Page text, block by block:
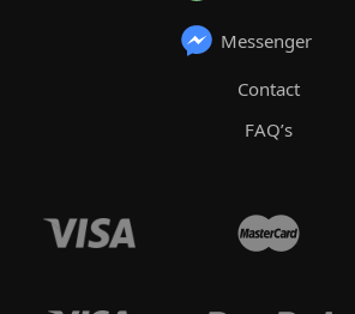
Messenger
Contact
FAQ’s